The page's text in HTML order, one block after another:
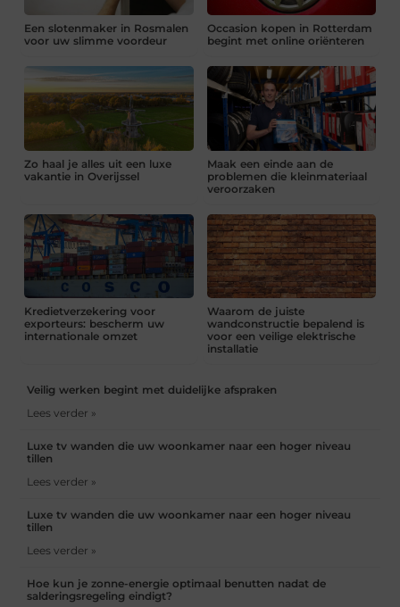
Een slotenmaker in Rosmalen
voor uw slimme voordeur
Occasion kopen in Rotterdam
begint met online oriënteren
Zo haal je alles uit een luxe
vakantie in Overijssel
Maak een einde aan de
problemen die kleinmateriaal
veroorzaken
Kredietverzekering voor
exporteurs: bescherm uw
internationale omzet
Waarom de juiste
wandconstructie bepalend is
voor een veilige elektrische
installatie
Veilig werken begint met duidelijke afspraken
Lees verder »
Luxe tv wanden die uw woonkamer naar een hoger niveau
tillen
Lees verder »
Luxe tv wanden die uw woonkamer naar een hoger niveau
tillen
Lees verder »
Hoe kun je zonne-energie optimaal benutten nadat de
salderingsregeling eindigt?